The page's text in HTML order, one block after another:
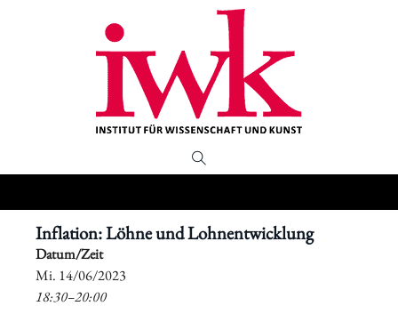
Inflation: Löhne und Lohnentwicklung
Datum/Zeit
​Mi. 14/06/2023
18:30–20:00